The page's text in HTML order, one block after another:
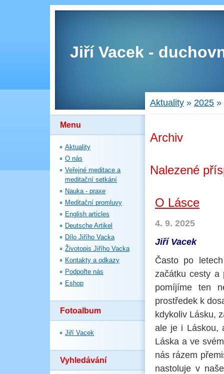
Jiří Vacek -
Menu
Aktuality
O nás
Veřejné meditace a
meditační setkání
Nauka - praxe
Meditační promluvy
English articles
Deutsche Artikel
Dílo Jiřího Vacka
Životopis Jiřího Vacka
Kontakty a odkazy
Podpořte nás
Eshop
Fotoalbum
Jiří Vacek
Vyhledávání
Aktuality » 2025 »
Archiv
Nalezené
O Lásce
4. 9. 2025
Jiří Vacek
Často po
začátku cesty a
pomíjíme ten
prostředek k
kdykoliv Lásku,
ale je i Láskou,
Láska a ve
nás rázem
nastoluje v